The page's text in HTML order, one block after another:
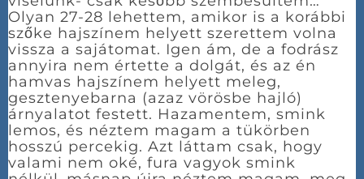
Olyan 27-28 lehettem, amikor is a korábbi
szőke hajszínem helyett szerettem volna
vissza a sajátomat. Igen ám, de a fodrász
annyira nem értette a dolgát, és az én
hamvas hajszínem helyett meleg,
gesztenyebarna (azaz vörösbe hajló)
árnyalatot festett. Hazamentem, smink
lemos, és néztem magam a tükörben
hosszú percekig. Azt láttam csak, hogy
valami nem oké, fura vagyok smink